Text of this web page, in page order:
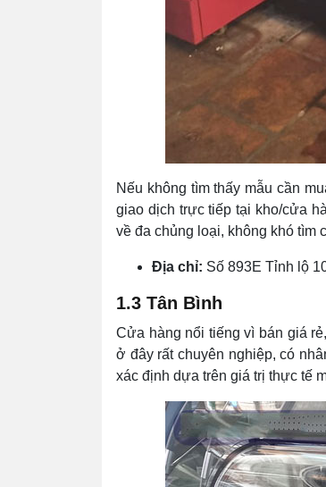
Nếu không tìm thấy mẫu cần
giao dịch trực tiếp tại kho/cửa
về đa chủng loại, không khó tìm
Địa chỉ: Số 893E Tỉnh lộ
1.3 Tân Bình
Cửa hàng nổi tiếng vì bán giá
ở đây rất chuyên nghiệp, có
xác định dựa trên giá trị thực tế